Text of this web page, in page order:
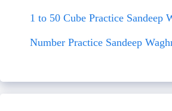
1 to 50 Cube Practice Sandeep
Number Practice Sandeep